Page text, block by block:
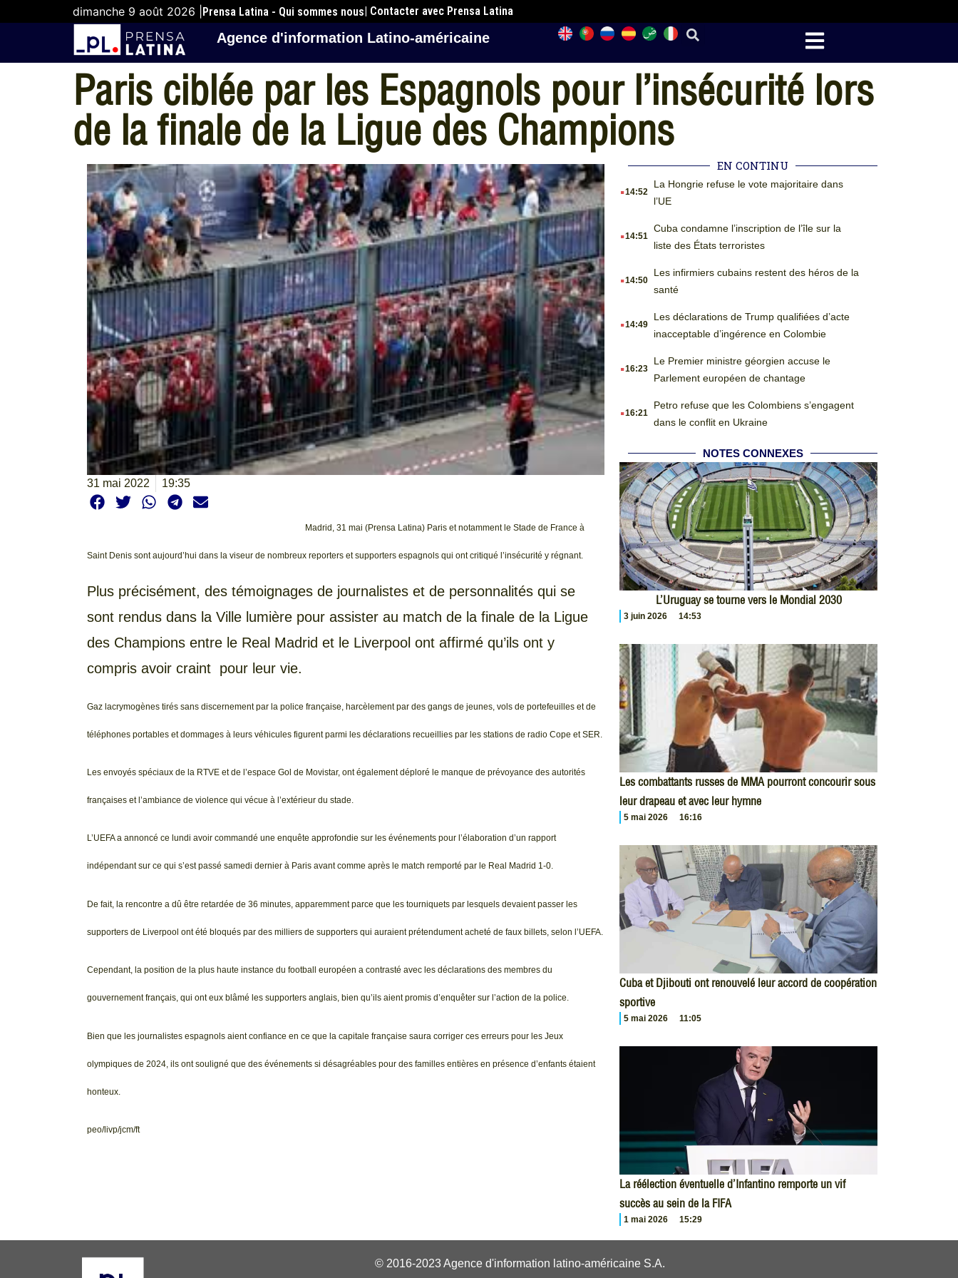
dimanche 9 août 2026 | Prensa Latina - Qui sommes nous| Contacter avec Prensa Latina
Agence d'information Latino-américaine
Paris ciblée par les Espagnols pour l’insécurité lors
de la finale de la Ligue des Champions
31 mai 2022 19:35
Madrid, 31 mai (Prensa Latina) Paris et notamment le Stade de France à
Saint Denis sont aujourd’hui dans la viseur de nombreux reporters et supporters espagnols qui ont critiqué l’insécurité y régnant.
Plus précisément, des témoignages de journalistes et de personnalités qui se
sont rendus dans la Ville lumière pour assister au match de la finale de la Ligue
des Champions entre le Real Madrid et le Liverpool ont affirmé qu’ils ont y
compris avoir craint pour leur vie.
Gaz lacrymogènes tirés sans discernement par la police française, harcèlement par des gangs de jeunes, vols de portefeuilles et de
téléphones portables et dommages à leurs véhicules figurent parmi les déclarations recueillies par les stations de radio Cope et SER.
Les envoyés spéciaux de la RTVE et de l’espace Gol de Movistar, ont également déploré le manque de prévoyance des autorités
françaises et l’ambiance de violence qui vécue à l’extérieur du stade.
L’UEFA a annoncé ce lundi avoir commandé une enquête approfondie sur les événements pour l’élaboration d’un rapport
indépendant sur ce qui s’est passé samedi dernier à Paris avant comme après le match remporté par le Real Madrid 1-0.
De fait, la rencontre a dû être retardée de 36 minutes, apparemment parce que les tourniquets par lesquels devaient passer les
supporters de Liverpool ont été bloqués par des milliers de supporters qui auraient prétendument acheté de faux billets, selon l’UEFA.
Cependant, la position de la plus haute instance du football européen a contrasté avec les déclarations des membres du
gouvernement français, qui ont eux blâmé les supporters anglais, bien qu’ils aient promis d’enquêter sur l’action de la police.
Bien que les journalistes espagnols aient confiance en ce que la capitale française saura corriger ces erreurs pour les Jeux
olympiques de 2024, ils ont souligné que des événements si désagréables pour des familles entières en présence d’enfants étaient
honteux.
peo/livp/jcm/ft
EN CONTINU
.14:52
La Hongrie refuse le vote majoritaire dans
l’UE
.14:51
Cuba condamne l’inscription de l’île sur la
liste des États terroristes
.14:50
Les infirmiers cubains restent des héros de la
santé
.14:49
Les déclarations de Trump qualifiées d’acte
inacceptable d’ingérence en Colombie
.16:23
Le Premier ministre géorgien accuse le
Parlement européen de chantage
.16:21
Petro refuse que les Colombiens s’engagent
dans le conflit en Ukraine
NOTES CONNEXES
L’Uruguay se tourne vers le Mondial 2030
3 juin 2026 14:53
Les combattants russes de MMA pourront concourir sous
leur drapeau et avec leur hymne
5 mai 2026 16:16
Cuba et Djibouti ont renouvelé leur accord de coopération
sportive
5 mai 2026 11:05
La réélection éventuelle d’Infantino remporte un vif
succès au sein de la FIFA
1 mai 2026 15:29
© 2016-2023 Agence d'information latino-américaine S.A.